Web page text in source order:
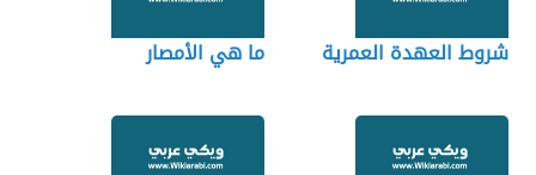
شروط العهدة العمرية ما هي الأمصار